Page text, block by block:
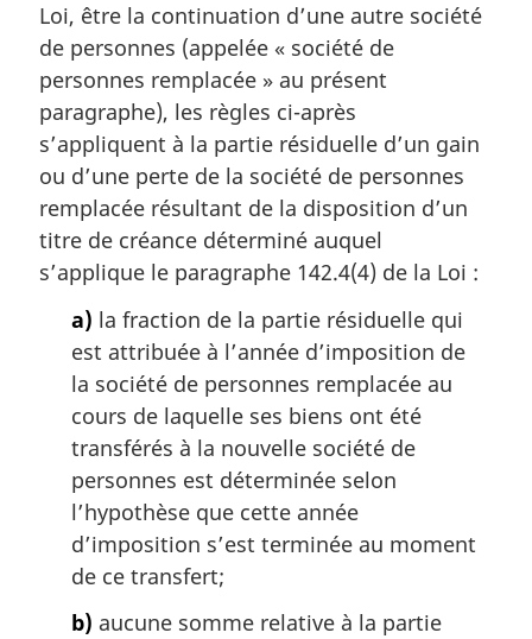
g
i
n
a
l
e
:
Loi, être la continuation d’une autre société
de personnes (appelée « société de
personnes remplacée » au présent
paragraphe), les règles ci-après
s’appliquent à la partie résiduelle d’un gain
ou d’une perte de la société de personnes
remplacée résultant de la disposition d’un
titre de créance déterminé auquel
s’applique le paragraphe 142.4(4) de la Loi :
a) la fraction de la partie résiduelle qui
est attribuée à l’année d’imposition de
la société de personnes remplacée au
cours de laquelle ses biens ont été
transférés à la nouvelle société de
personnes est déterminée selon
l’hypothèse que cette année
d’imposition s’est terminée au moment
de ce transfert;
b) aucune somme relative à la partie